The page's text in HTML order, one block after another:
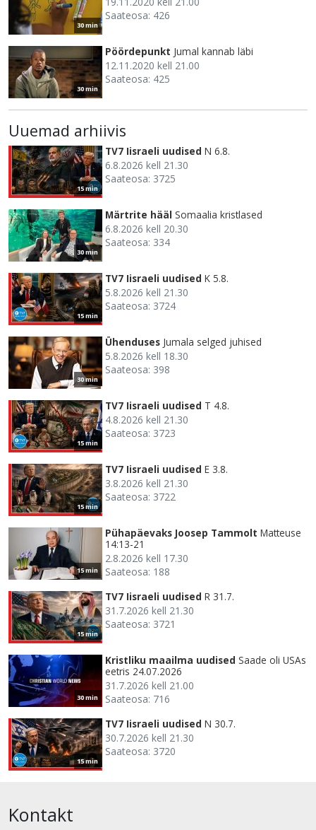
30 min
Saateosa: 426
30 min
Pöördepunkt Jumal kannab läbi
12.11.2020 kell 21.00
Saateosa: 425
Uuemad arhiivis
15 min
TV7 Iisraeli uudised N 6.8.
6.8.2026 kell 21.30
Saateosa: 3725
30 min
Märtrite hääl Somaalia kristlased
6.8.2026 kell 20.30
Saateosa: 334
15 min
TV7 Iisraeli uudised K 5.8.
5.8.2026 kell 21.30
Saateosa: 3724
30 min
Ühenduses Jumala selged juhised
5.8.2026 kell 18.30
Saateosa: 398
15 min
TV7 Iisraeli uudised T 4.8.
4.8.2026 kell 21.30
Saateosa: 3723
15 min
TV7 Iisraeli uudised E 3.8.
3.8.2026 kell 21.30
Saateosa: 3722
15 min
Pühapäevaks Joosep Tammolt Matteuse
14:13-21
2.8.2026 kell 17.30
Saateosa: 188
15 min
TV7 Iisraeli uudised R 31.7.
31.7.2026 kell 21.30
Saateosa: 3721
30 min
Kristliku maailma uudised Saade oli USAs
eetris 24.07.2026
31.7.2026 kell 21.00
Saateosa: 716
15 min
TV7 Iisraeli uudised N 30.7.
30.7.2026 kell 21.30
Saateosa: 3720
Kontakt